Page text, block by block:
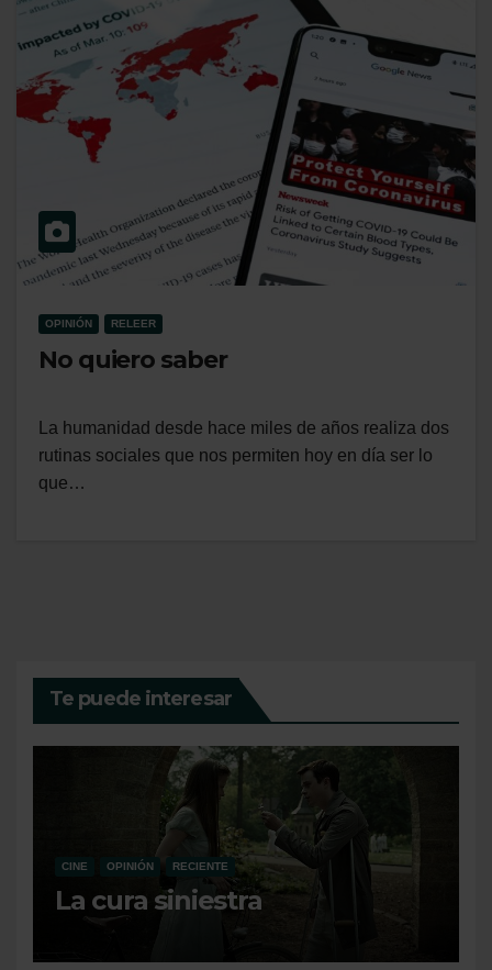
OPINIÓN RELEER
No quiero saber
La humanidad desde hace miles de años realiza dos
rutinas sociales que nos permiten hoy en día ser lo
que…
Te puede interesar
CINE OPINIÓN RECIENTE
La cura siniestra